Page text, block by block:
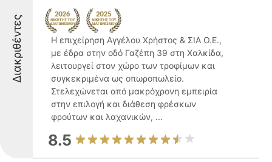
Διακριθέντες
Η επιχείρηση Αγγέλου Χρήστος & ΣΙΑ Ο.Ε.,
με έδρα στην οδό Γαζέπη 39 στη Χαλκίδα,
λειτουργεί στον χώρο των τροφίμων και
συγκεκριμένα ως οπωροπωλείο.
Στελεχώνεται από μακρόχρονη εμπειρία
στην επιλογή και διάθεση φρέσκων
φρούτων και λαχανικών, ...
8.5